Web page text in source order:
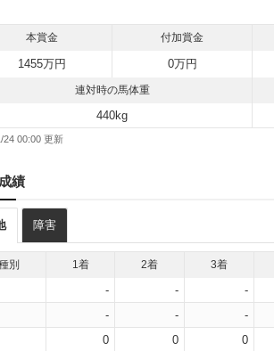
本賞金 付加賞金
1455万円 0万円
連対時の馬体重
440kg
24 00:00
績
障害
別 1着 2着 3着
- - -
- - -
0 0 0